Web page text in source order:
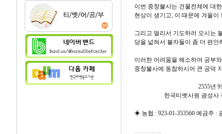
이번 중창불사는 건물전체에 대
현상이 생기고, 이 때문에 겨울
그리고 멀리서 기도하러 오시는
당을 넓혀서 불자들이 좀 더 편
이러한 어려움을 해소하여 공부
중창불사에 동참하시어 큰 공덕
2555년 9
한국티벳사원 광성사 주
◈ 농협 : 923-01-353560 예금주 :